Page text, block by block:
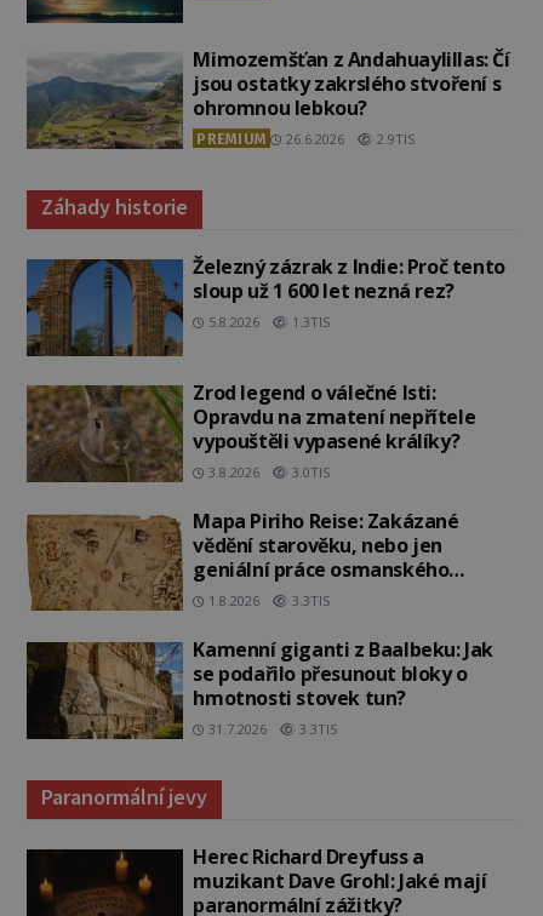
Mimozemšťan z Andahuaylillas: Čí
jsou ostatky zakrslého stvoření s
ohromnou lebkou?
PREMIUM 26.6.2026 2.9TIS
Záhady historie
Železný zázrak z Indie: Proč tento
sloup už 1 600 let nezná rez?
5.8.2026 1.3TIS
Zrod legend o válečné lsti:
Opravdu na zmatení nepřítele
vypouštěli vypasené králíky?
3.8.2026 3.0TIS
Mapa Piriho Reise: Zakázané
vědění starověku, nebo jen
geniální práce osmanského
admirála?
1.8.2026 3.3TIS
Kamenní giganti z Baalbeku: Jak
se podařilo přesunout bloky o
hmotnosti stovek tun?
31.7.2026 3.3TIS
Paranormální jevy
Herec Richard Dreyfuss a
muzikant Dave Grohl: Jaké mají
paranormální zážitky?